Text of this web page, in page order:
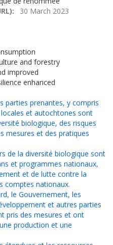
30 March 2023
and forestry
improved
enhanced
parties prenantes, y compris
et autochtones sont
biologique, des risques
mesures et des pratiques
de la diversité biologique sont
et programmes nationaux,
et de lutte contre la
comptes nationaux.
le Gouvernement, les
et autres parties
pris des mesures et ont
production et une